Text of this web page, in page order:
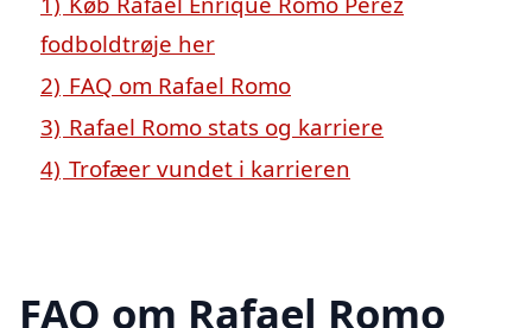
fodboldtrøje her
2) FAQ om Rafael Romo
3) Rafael Romo stats og karriere
4) Trofæer vundet i karrieren
FAQ om Rafael Romo